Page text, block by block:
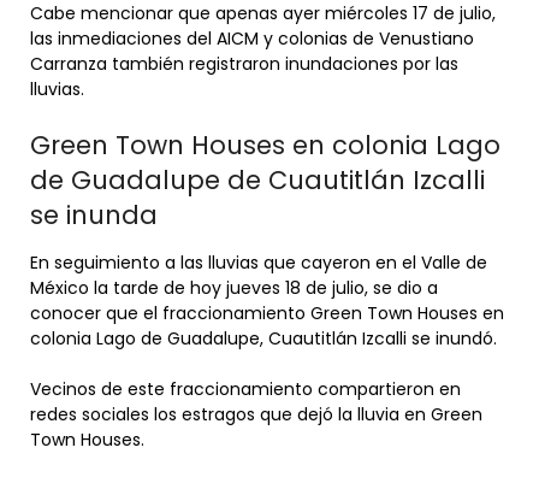
Cabe mencionar que apenas ayer miércoles 17 de julio,
las inmediaciones del AICM y colonias de Venustiano
Carranza también registraron inundaciones por las
lluvias.
Green Town Houses en colonia Lago
de Guadalupe de Cuautitlán Izcalli
se inunda
En seguimiento a las lluvias que cayeron en el Valle de
México la tarde de hoy jueves 18 de julio, se dio a
conocer que el fraccionamiento Green Town Houses en
colonia Lago de Guadalupe, Cuautitlán Izcalli se inundó.
Vecinos de este fraccionamiento compartieron en
redes sociales los estragos que dejó la lluvia en Green
Town Houses.